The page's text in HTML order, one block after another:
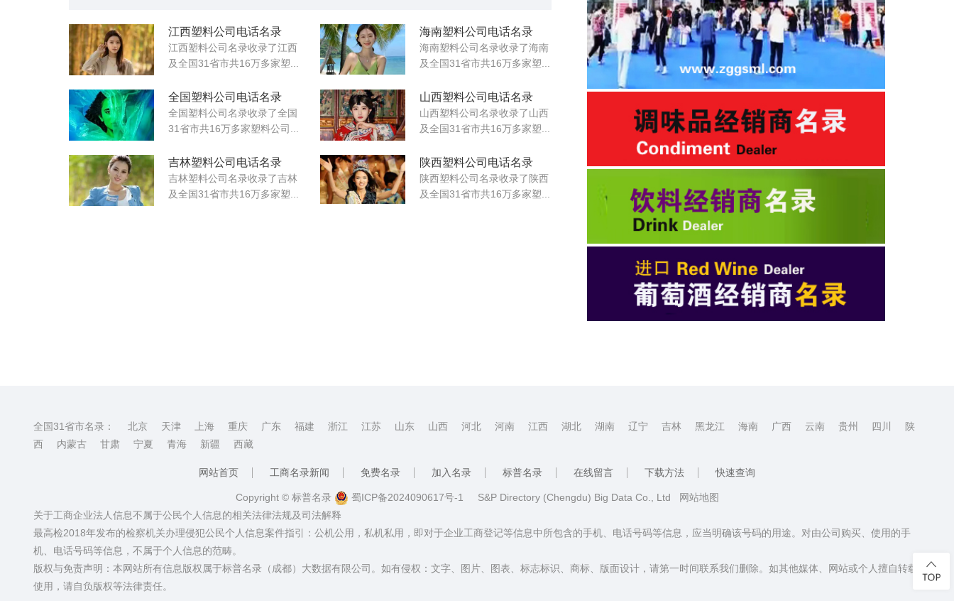
江西塑料公司电话名录
江西塑料公司名录收录了江西
及全国31省市共16万多家塑...
海南塑料公司电话名录
海南塑料公司名录收录了海南
及全国31省市共16万多家塑...
全国塑料公司电话名录
全国塑料公司名录收录了全国
31省市共16万多家塑料公司...
山西塑料公司电话名录
山西塑料公司名录收录了山西
及全国31省市共16万多家塑...
吉林塑料公司电话名录
吉林塑料公司名录收录了吉林
及全国31省市共16万多家塑...
陕西塑料公司电话名录
陕西塑料公司名录收录了陕西
及全国31省市共16万多家塑...
全国31省市名录： 北京 天津 上海 重庆 广东 福建 浙江 江苏 山东 山西 河北 河南 江西 湖北 湖南 辽宁 吉林 黑龙江 海南 广西 云南 贵州 四川
陕
西
内蒙古 甘肃 宁夏 青海 新疆 西藏
网站首页 工商名录新闻 免费名录 加入名录 标普名录 在线留言 下载方法 快速查询
Copyright © 标普名录 蜀ICP备2024090617号-1 S&P Directory (Chengdu) Big Data Co., Ltd 网站地图
关于工商企业法人信息不属于公民个人信息的相关法律法规及司法解释
最高检2018年发布的检察机关办理侵犯公民个人信息案件指引：公机公用，私机私用，即对于企业工商登记等信息中所包含的手机、电话号码等信息，应当明确该号码的用途。对由公司购买、使用的手
机、电话号码等信息，不属于个人信息的范畴。
版权与免责声明：本网站所有信息版权属于标普名录（成都）大数据有限公司。如有侵权：文字、图片、图表、标志标识、商标、版面设计，请第一时间联系我们删除。如其他媒体、网站或个人擅自转载
使用，请自负版权等法律责任。